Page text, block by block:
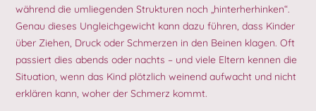
während die umliegenden Strukturen noch „hinterherhinken“.
Genau dieses Ungleichgewicht kann dazu führen, dass Kinder
über Ziehen, Druck oder Schmerzen in den Beinen klagen. Oft
passiert dies abends oder nachts – und viele Eltern kennen die
Situation, wenn das Kind plötzlich weinend aufwacht und nicht
erklären kann, woher der Schmerz kommt.